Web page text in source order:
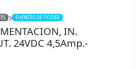
FUENTES DE PODER
IN.
24VDC 4,5Amp.-